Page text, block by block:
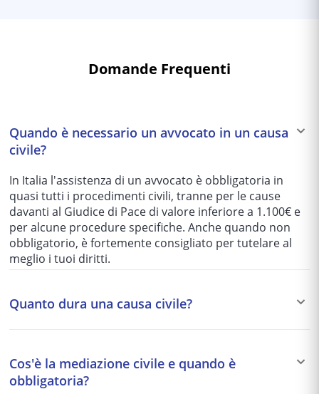
Domande Frequenti
Quando è necessario un avvocato in un causa
civile?
In Italia l'assistenza di un avvocato è obbligatoria in
quasi tutti i procedimenti civili, tranne per le cause
davanti al Giudice di Pace di valore inferiore a 1.100€ e
per alcune procedure specifiche. Anche quando non
obbligatorio, è fortemente consigliato per tutelare al
meglio i tuoi diritti.
Quanto dura una causa civile?
semplici fino a 5-10 anni per quelle più articolate. Per
questo motivo si preferisce spesso una soluzione
Cos'è la mediazione civile e quando è
obbligatoria?